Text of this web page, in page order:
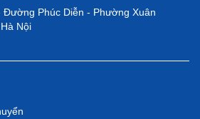
Đường Phúc Diễn - Phường Xuân
Nội